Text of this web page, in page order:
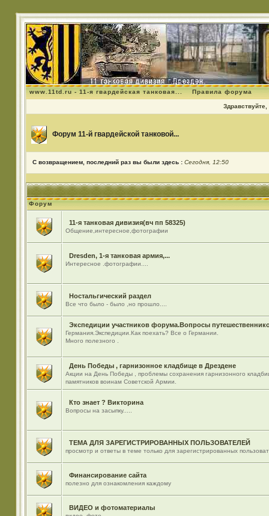
www.11td.ru - 11-я гвардейская танковая... Правила форума
Здравствуйте,
Форум 11-й гвардейской танковой...
С возвращением, последний раз вы были здесь : Сегодня, 12:50
Форум
11-я танковая дивизия(вч пп 58325)
Общение,интересное,фотографии
Dresden, 1-я танковая армия,...
Интересное .фотографии....
Ностальгический раздел
Все что было - было ,но прошло....
Экспедиции участников форума.Вопросы
Германия.Экспедиции.Как поехать? Все о Германии.
Много полезного .
День Победы , гарнизонное кладбище в Дрездене
Акции на День Победы , проблемы сохранения гарнизонного
памятников воинам Советской Армии.
Кто знает ? Викторина
Вопросы на засыпку.....
ТЕМА ДЛЯ ЗАРЕГИСТРИРОВАННЫХ ПОЛЬЗОВАТЕЛЕЙ
просмотр и ответы в теме только для зарегистрированных
Финансирование сайта
полезно для ознакомления каждому
ВИДЕО и фотоматериалы